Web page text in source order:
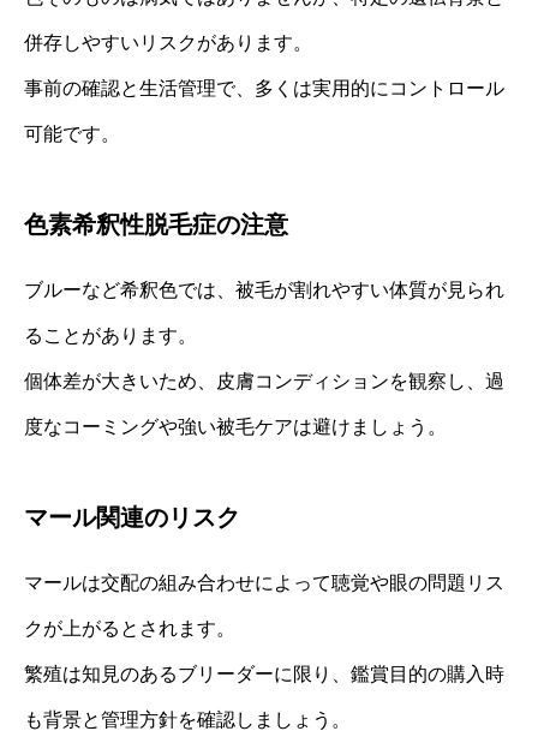
併存しやすいリスクがあります。
事前の確認と生活管理で、多くは実用的にコントロール
可能です。
色素希釈性脱毛症の注意
ブルーなど希釈色では、被毛が割れやすい体質が見られ
ることがあります。
個体差が大きいため、皮膚コンディションを観察し、過
度なコーミングや強い被毛ケアは避けましょう。
マール関連のリスク
マールは交配の組み合わせによって聴覚や眼の問題リス
クが上がるとされます。
繁殖は知見のあるブリーダーに限り、鑑賞目的の購入時
も背景と管理方針を確認しましょう。